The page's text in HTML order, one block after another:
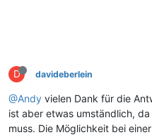
D davideberlein
@Andy vielen Dank für die
ist aber etwas umständlich,
muss. Die Möglichkeit bei